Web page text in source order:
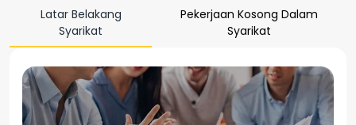
Latar Belakang
Syarikat
Pekerjaan Kosong Dalam
Syarikat